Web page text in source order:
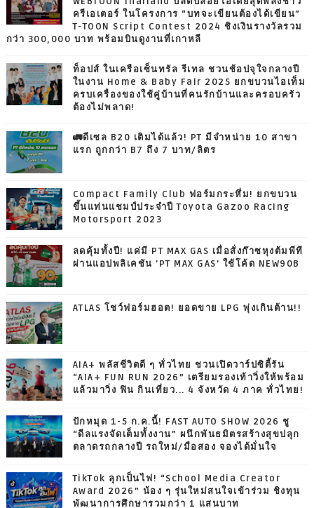
ครีเอเตอร์ ในโครงการ “บทจะเขียนต้องได้เขียน”
T-TOON Script Contest 2024 ชิงเงินรางวัลรวม
กว่า 300,000 บาท พร้อมบินดูงานที่เกาหลี
ท็อปส์ ในเครือเซ็นทรัล รีเทล ชวนช้อปจุใจกลางปี
ในงาน Home & Baby Fair 2025 ยกขบวนไอเท็ม
ครบเครื่องของใช้คู่บ้านที่คนรักบ้านและครอบครัว
ต้องไม่พลาด!
🚛ดีเซล B20 เติมได้แล้ว! PT มีจำหน่าย 10 สาขา
แรก ถูกกว่า B7 ถึง 7 บาท/ลิตร
Compact Family Club ฟอร์มกระหึ่ม! ยกขบวน
ขึ้นแท่นแชมป์ประจำปี Toyota Gazoo Racing
Motorsport 2023
ลดคุ้มทั้งปี! แค่มี PT MAX GAS เมื่อสั่งก๊าซหุงต้มพีที
ผ่านแอปพลิเคชัน 'PT MAX GAS' ใช้โค้ด NEW90B
ATLAS โชว์ฟอร์มฮอต! ยอดขาย LPG พุ่งเกินต้าน!!
AIA+ พลัสชีวิตดี ๆ ทั่วไทย ชวนเปิดวาร์ปซิตี้รัน
“AIA+ FUN RUN 2026” เตรียมรองเท้าวิ่งให้พร้อม
แล้วมาวิ่ง ฟิน กินเที่ยว... 4 จังหวัด 4 ภาค ทั่วไทย!
ปักหมุด 1-5 ก.ค.นี้! FAST AUTO SHOW 2026 ชู
“ดีลแรงจัดเต็มทั้งงาน” ผนึกพันธมิตรสร้างสุขปลุก
ตลาดรถกลางปี รถใหม่/มือสอง จองได้มั่นใจ
TikTok ลุกเป็นไฟ! “School Media Creator
Award 2026” น้อง ๆ รุ่นใหม่สนใจเข้าร่วม ชิงทุน
พัฒนาการศึกษารวมกว่า 1 แสนบาท